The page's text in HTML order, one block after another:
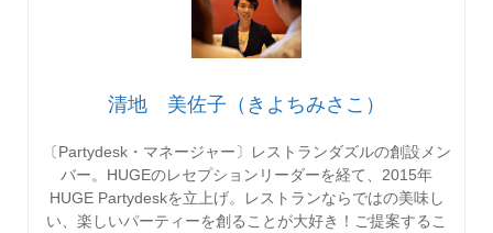
清地 美佐子（きよちみさこ）
〔Partydesk・マネージャー〕レストランダズルの創設メン
バー。HUGEのレセプションリーダーを経て、2015年
HUGE Partydeskを立上げ。レストランならではの美味し
い、楽しいパーティーを創ることが大好き！ご提案するこ